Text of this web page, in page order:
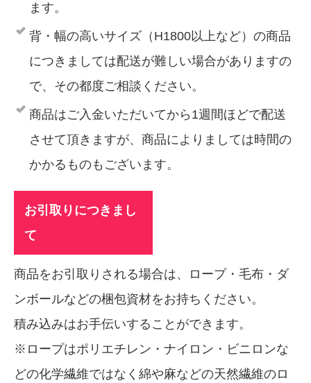
ます。
背・幅の高いサイズ（H1800以上など）の商品
につきましては配送が難しい場合がありますの
で、その都度ご相談ください。
商品はご入金いただいてから1週間ほどで配送
させて頂きますが、商品によりましては時間の
かかるものもございます。
お引取りにつきまし
て
商品をお引取りされる場合は、ロープ・毛布・ダ
ンボールなどの梱包資材をお持ちください。
積み込みはお手伝いすることができます。
※ロープはポリエチレン・ナイロン・ビニロンな
どの化学繊維ではなく綿や麻などの天然繊維のロ